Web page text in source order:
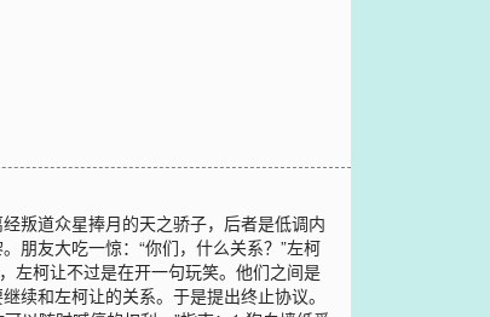
叛道众星捧月的天之骄子，后者是低调内
朋友大吃一惊：“你们，什么关系？”左柯
左柯让不过是在开一句玩笑。他们之间是
续和左柯让的关系。于是提出终止协议。